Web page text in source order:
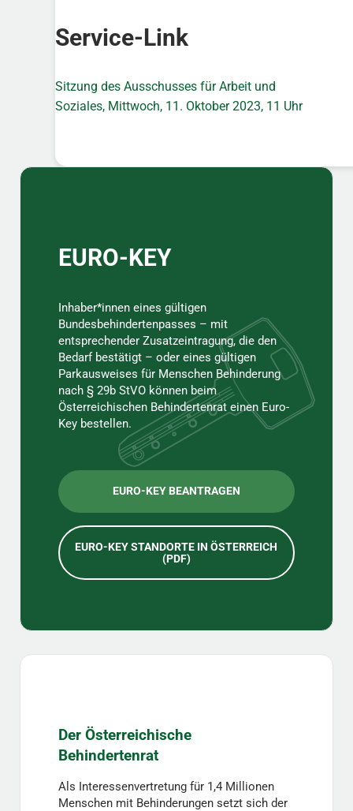
Service-Link
Sitzung des Ausschusses für Arbeit und
Soziales, Mittwoch, 11. Oktober 2023, 11 Uhr
Sidebar
EURO-KEY
Inhaber*innen eines gültigen
Bundesbehindertenpasses – mit
entsprechender Zusatzeintragung, die den
Bedarf bestätigt – oder eines gültigen
Parkausweises für Menschen Behinderung
nach § 29b StVO können beim
Österreichischen Behindertenrat einen Euro-
Key bestellen.
EURO-KEY BEANTRAGEN
EURO-KEY STANDORTE IN ÖSTERREICH
(PDF)
Der Österreichische
Behindertenrat
Als Interessenvertretung für 1,4 Millionen
Menschen mit Behinderungen setzt sich der